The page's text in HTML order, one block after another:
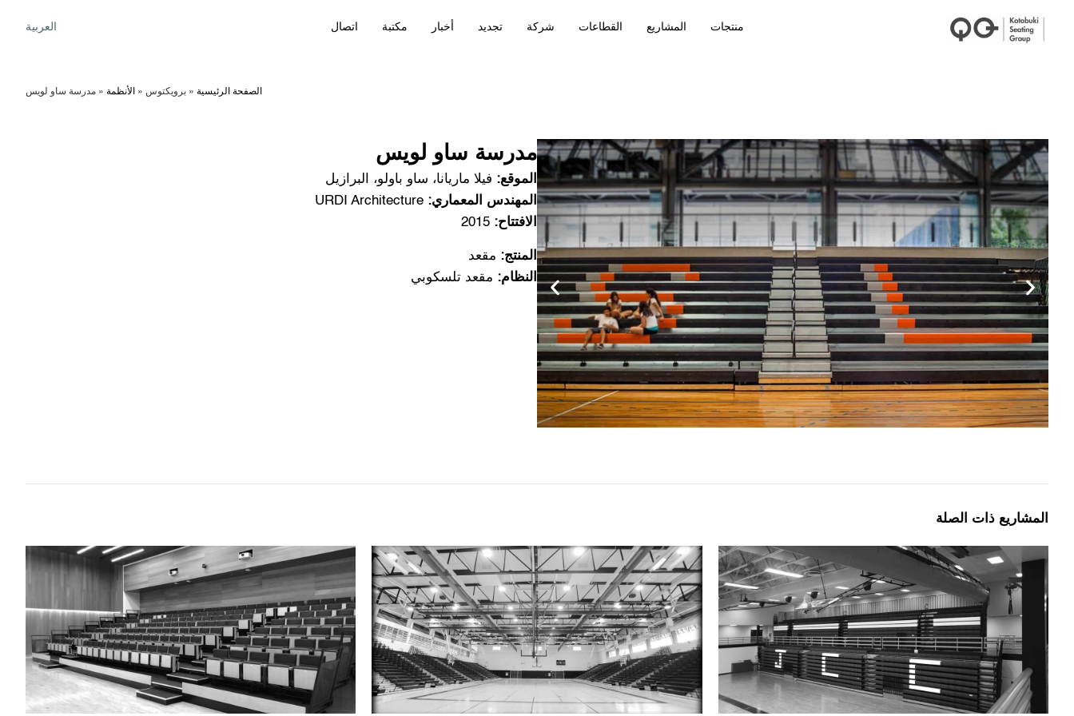
منتجات المشاريع القطاعات شركة تجديد أخبار مكتبة اتصال العربية
الصفحة الرئيسية » برويكتوس » الأنظمة » مدرسة ساو لويس
مدرسة ساو لويس
الموقع: فيلا ماريانا، ساو باولو، البرازيل
المهندس المعماري:
الافتتاح:
المنتج: مقعد
النظام: مقعد تلسكوبي
المشاريع ذات الصلة